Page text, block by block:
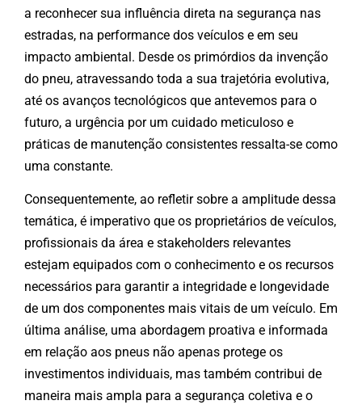
a reconhecer sua influência direta na segurança nas
estradas, na performance dos veículos e em seu
impacto ambiental. Desde os primórdios da invenção
do pneu, atravessando toda a sua trajetória evolutiva,
até os avanços tecnológicos que antevemos para o
futuro, a urgência por um cuidado meticuloso e
práticas de manutenção consistentes ressalta-se como
uma constante.
Consequentemente, ao refletir sobre a amplitude dessa
temática, é imperativo que os proprietários de veículos,
profissionais da área e stakeholders relevantes
estejam equipados com o conhecimento e os recursos
necessários para garantir a integridade e longevidade
de um dos componentes mais vitais de um veículo. Em
última análise, uma abordagem proativa e informada
em relação aos pneus não apenas protege os
investimentos individuais, mas também contribui de
maneira mais ampla para a segurança coletiva e o